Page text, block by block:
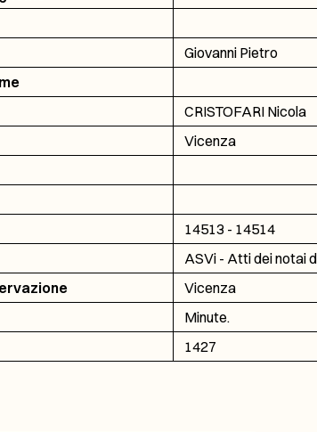
Giovanni Pietro
CRISTOFARI Nicola
Vicenza
14513 - 14514
ASVi - Atti dei notai
Vicenza
Minute.
1427